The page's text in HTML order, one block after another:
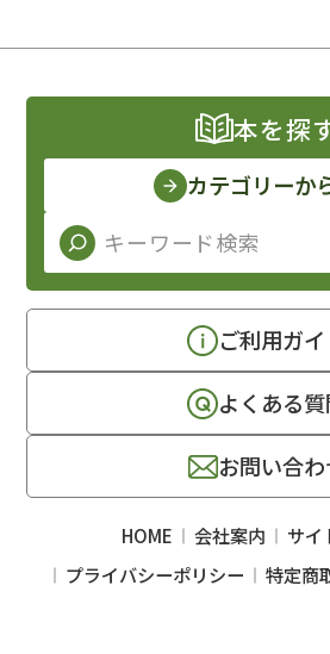
本を探
カテゴリーか
ご利用ガ
よくある
お問い合
HOME 会社案内
サイ
プライバシーポリシー
特定商